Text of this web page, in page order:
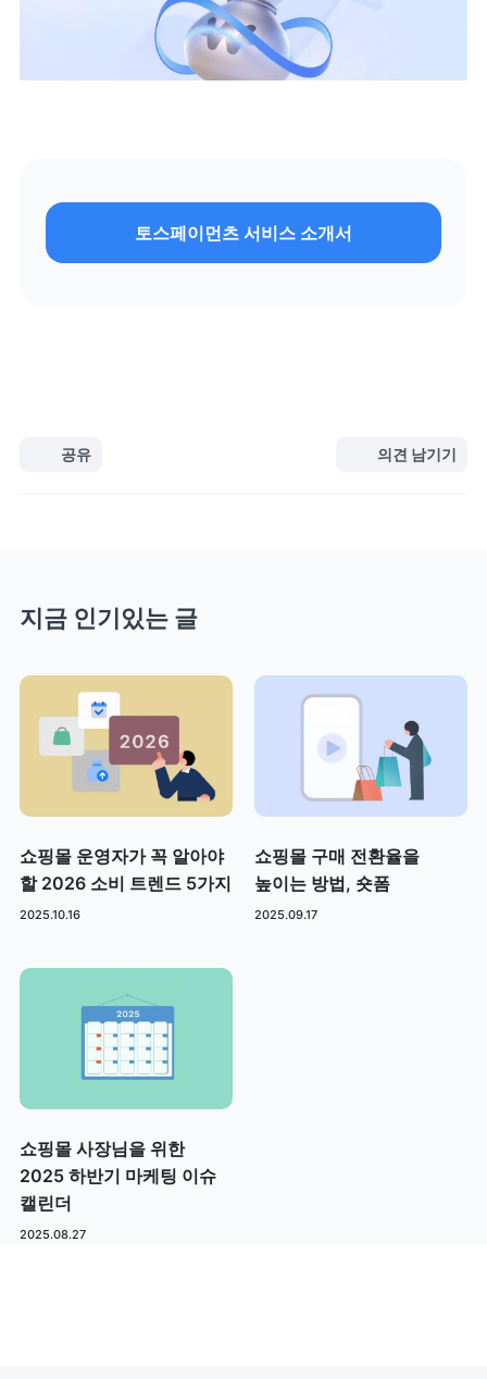
토스페이먼츠 서비스 소개서
공유 의견 남기기
지금 인기있는 글
쇼핑몰 운영자가 꼭 알아야
할 2026 소비 트렌드 5가지
2025.10.16
쇼핑몰 구매 전환율을
높이는 방법, 숏폼
2025.09.17
쇼핑몰 사장님을 위한
2025 하반기 마케팅 이슈
캘린더
2025.08.27